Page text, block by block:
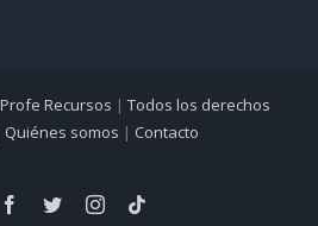
Profe Recursos | Todos los derechos
Quiénes somos | Contacto
Facebook
TwitterInstagram
Tiktok